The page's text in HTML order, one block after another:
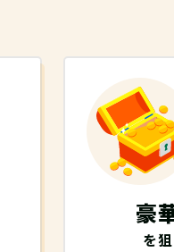
豪
を